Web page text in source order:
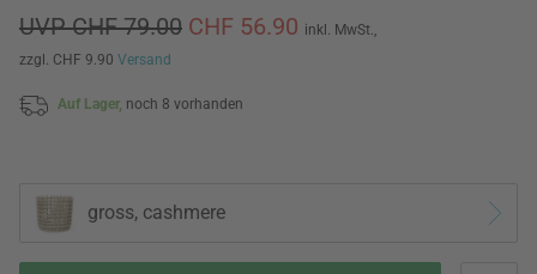
UVP CHF 79.00 CHF 56.90 inkl. MwSt.,
zzgl. CHF 9.90 Versand
Auf Lager, noch 8 vorhanden
gross, cashmere